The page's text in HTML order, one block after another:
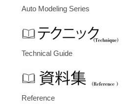
Auto Modeling Series
Technical Guide
Reference